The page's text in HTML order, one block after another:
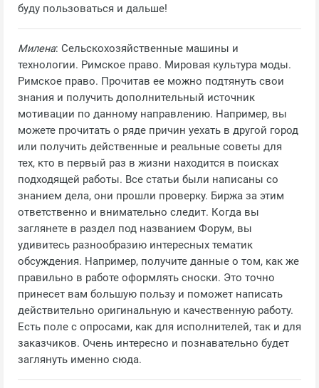
буду пользоваться и дальше!
Милена: Сельскохозяйственные машины и
технологии. Римское право. Мировая культура моды.
Римское право. Прочитав ее можно подтянуть свои
знания и получить дополнительный источник
мотивации по данному направлению. Например, вы
можете прочитать о ряде причин уехать в другой город
или получить действенные и реальные советы для
тех, кто в первый раз в жизни находится в поисках
подходящей работы. Все статьи были написаны со
знанием дела, они прошли проверку. Биржа за этим
ответственно и внимательно следит. Когда вы
заглянете в раздел под названием Форум, вы
удивитесь разнообразию интересных тематик
обсуждения. Например, получите данные о том, как же
правильно в работе оформлять сноски. Это точно
принесет вам большую пользу и поможет написать
действительно оригинальную и качественную работу.
Есть поле с опросами, как для исполнителей, так и для
заказчиков. Очень интересно и познавательно будет
заглянуть именно сюда.